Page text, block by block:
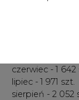
czerwiec - 1 642
lipiec - 1 971 szt.
sierpień - 2 052